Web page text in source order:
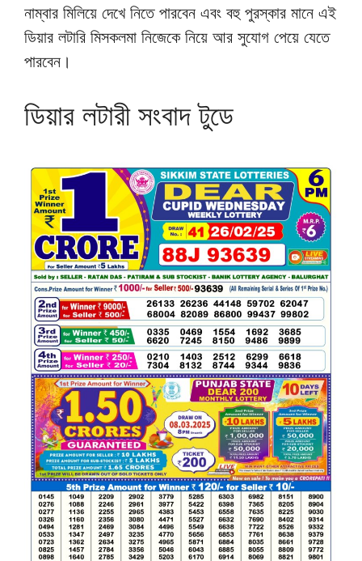
নাম্বার মিলিয়ে দেখে নিতে পারবেন এবং বহু পুরস্কার মানে এই
ডিয়ার লটারি মিসকলমা নিজেকে নিয়ে আর সুযোগ পেয়ে যেতে
পারবেন।
ডিয়ার লটারী সংবাদ টুডে